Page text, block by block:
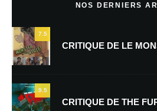
NOS DERNIERS
7.5
CRITIQUE DE LE
9.5
CRITIQUE DE THE